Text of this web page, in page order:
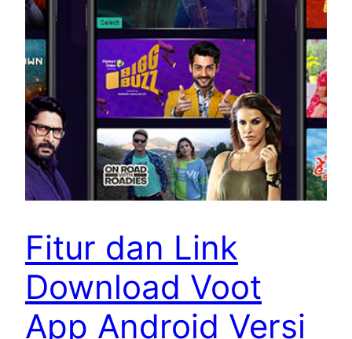
Fitur dan Link
Download Voot
App Android Versi